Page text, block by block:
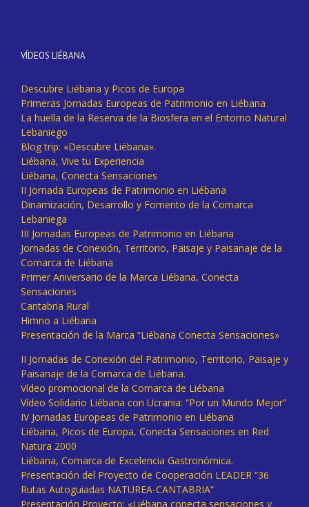
VÍDEOS LIÉBANA
Descubre Liébana y Picos de Europa
Primeras Jornadas Europeas de Patrimonio en Liébana
La huella de la Reserva de la Biosfera en el Entorno Natural
Lebaniego
Blog trip: «Descubre Liébana».
Liébana, Vive tu Experiencia
Liébana, Conecta Sensaciones
II Jornada Europeas de Patrimonio en Liébana
Dinamización, Desarrollo y Fomento de la Comarca
Lebaniega
III Jornadas Europeas de Patrimonio en Liébana
Jornadas de Conexión, Territorio, Paisaje y Paisanaje de la
Comarca de Liébana
Primer Aniversario de la Marca Liébana, Conecta
Sensaciones
Cantabria Rural
Himno a Liébana
Presentación de la Marca “Liébana Conecta Sensaciones»
II Jornadas de Conexión del Patrimonio, Territorio, Paisaje y
Paisanaje de la Comarca de Liébana.
Vídeo promocional de la Comarca de Liébana
Vídeo Solidario Liébana con Ucrania: “Por un Mundo Mejor”
IV Jornadas Europeas de Patrimonio en Liébana
Liébana, Picos de Europa, Conecta Sensaciones en Red
Natura 2000
Liébana, Comarca de Excelencia Gastronómica.
Presentación del Proyecto de Cooperación LEADER “36
Rutas Autoguiadas NATUREA-CANTABRIA”
Presentación Proyecto: «Liébana conecta sensaciones y